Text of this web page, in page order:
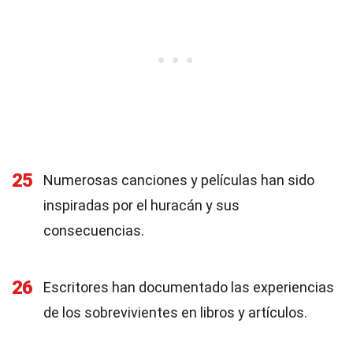
25
Numerosas canciones y películas han sido
inspiradas por el huracán y sus
consecuencias.
26
Escritores han documentado las experiencias
de los sobrevivientes en libros y artículos.